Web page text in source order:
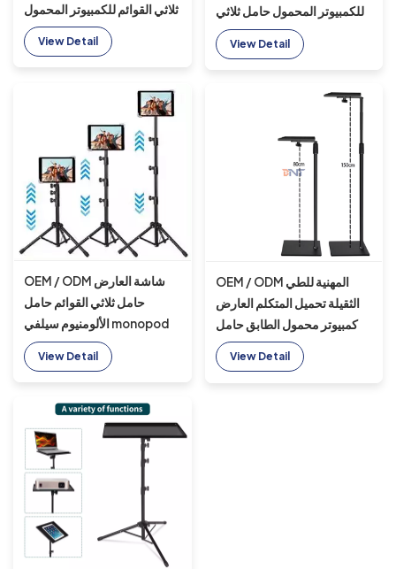
ثلاثي القوائم للكمبيوتر المحمول
حامل ثلاثي القوائم من
الألومنيوم أحادي القوائم
View Detail
للكمبيوتر المحمول حامل ثلاثي
القوائم من الألومنيوم سيلفي
أحادي الحامل حامل ثلاثي
View Detail
OEM / ODM شاشة العارض
حامل ثلاثي القوائم حامل
الألومنيوم سيلفي monopod
الألومنيوم الإنقاذ حامل ثلاثي
القوائم للمنزل أو المكتب
View Detail
OEM / ODM المهنية للطي
الثقيلة تحميل المتكلم العارض
كمبيوتر محمول الطابق حامل
ترايبود لمكتب المنزل في الهواء
الطلق
View Detail